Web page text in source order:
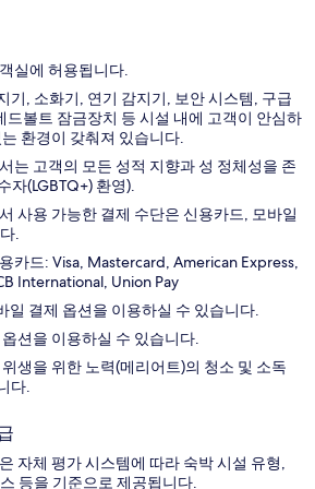
실에 허용됩니다.
기, 소화기, 연기 감지기, 보안 시스템, 구급
드볼트 잠금장치 등 시설 내에 고객이 안심하
환경이 갖춰져 있습니다.
는 고객의 모든 성적 지향과 성 정체성을 존
자(LGBTQ+) 환영).
사용 가능한 결제 수단은 신용카드, 모바일
.
카드: Visa, Mastercard, American Express,
International, Union Pay
일 결제 옵션을 이용하실 수 있습니다.
션을 이용하실 수 있습니다.
생을 위한 노력(메리어트)의 청소 및 소독
다.
자체 평가 시스템에 따라 숙박 시설 유형,
등을 기준으로 제공됩니다.